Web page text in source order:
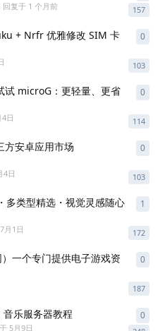
回复于 1 个月前 157
+ Nrfr 优雅修改 SIM 卡
103
0
试 microG：更轻量、更省
日 114
0
方安卓应用市场
4日 103
0
类型精选・视觉灵感随心
7月1日 172
1
一个专门提供电子游戏资
187
0
乐服务器教程
5月9日
0